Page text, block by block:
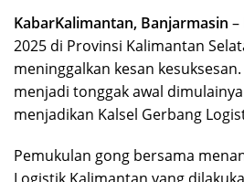
KabarKalimantan, Banjarmasin –
2025 di Provinsi Kalimantan
meninggalkan kesan
menjadi tonggak awal
menjadikan Kalsel Gerbang
Pemukulan gong bersama